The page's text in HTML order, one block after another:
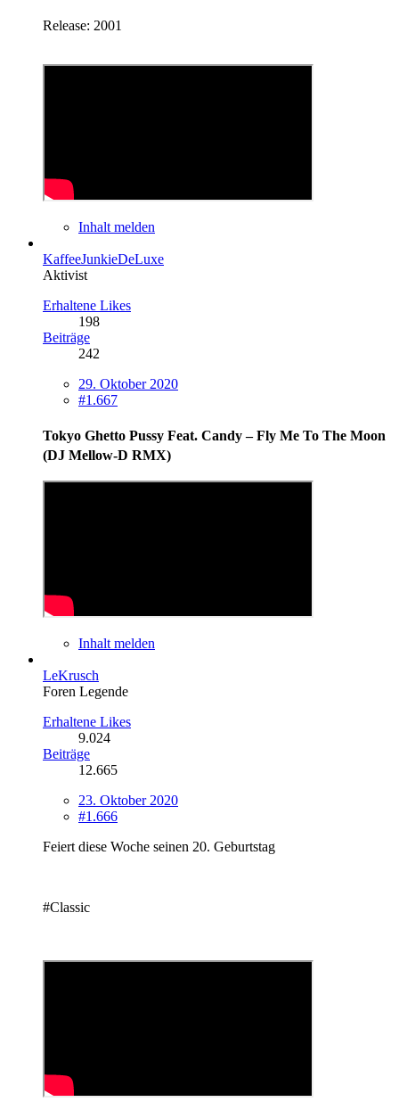
Release: 2001
Inhalt melden
KaffeeJunkieDeLuxe
Aktivist
Erhaltene Likes
198
Beiträge
242
29. Oktober 2020
#1.667
Tokyo Ghetto Pussy Feat. Candy ‎– Fly Me To The Moon
(DJ Mellow-D RMX)
Inhalt melden
LeKrusch
Foren Legende
Erhaltene Likes
9.024
Beiträge
12.665
23. Oktober 2020
#1.666
Feiert diese Woche seinen 20. Geburtstag
#Classic